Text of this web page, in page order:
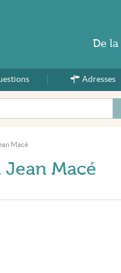
Adresses
Macé
Macé
De la